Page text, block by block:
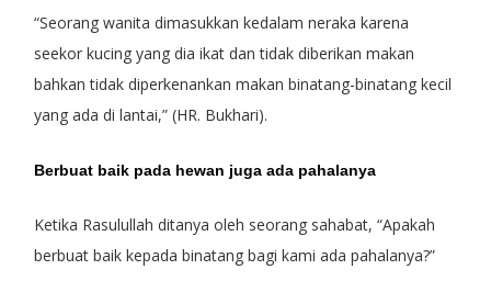
“Seorang wanita dimasukkan kedalam neraka karena
seekor kucing yang dia ikat dan tidak diberikan makan
bahkan tidak diperkenankan makan binatang-binatang kecil
yang ada di lantai,” (HR. Bukhari).
Berbuat baik pada hewan juga ada pahalanya
Ketika Rasulullah ditanya oleh seorang sahabat, “Apakah
berbuat baik kepada binatang bagi kami ada pahalanya?”